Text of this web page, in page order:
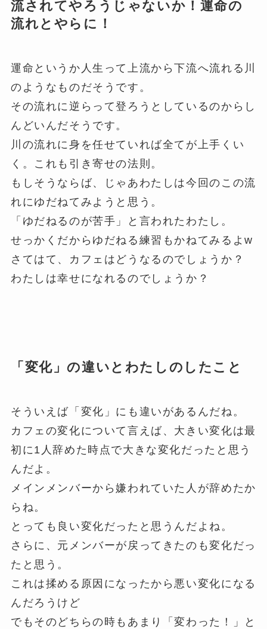
流されてやろうじゃないか！運命の
流れとやらに！
運命というか人生って上流から下流へ流れる川
のようなものだそうです。
その流れに逆らって登ろうとしているのからし
んどいんだそうです。
川の流れに身を任せていれば全てが上手くい
く。これも引き寄せの法則。
もしそうならば、じゃあわたしは今回のこの流
れにゆだねてみようと思う。
「ゆだねるのが苦手」と言われたわたし。
せっかくだからゆだねる練習もかねてみるよw
さてはて、カフェはどうなるのでしょうか？
わたしは幸せになれるのでしょうか？
「変化」の違いとわたしのしたこと
そういえば「変化」にも違いがあるんだね。
カフェの変化について言えば、大きい変化は最
初に1人辞めた時点で大きな変化だったと思う
んだよ。
メインメンバーから嫌われていた人が辞めたか
らね。
とっても良い変化だったと思うんだよね。
さらに、元メンバーが戻ってきたのも変化だっ
たと思う。
これは揉める原因になったから悪い変化になる
んだろうけど
でもそのどちらの時もあまり「変わった！」と